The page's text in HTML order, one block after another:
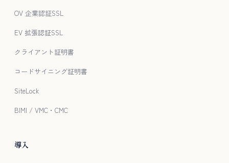
OV 企業認証SSL
EV 拡張認証SSL
クライアント証明書
コードサイニング証明書
SiteLock
BIMI / VMC・CMC
導入